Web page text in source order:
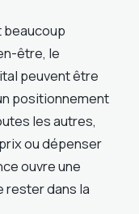
être, le
peuvent être
positionnement
les autres,
ou dépenser
ouvre une
rester dans la